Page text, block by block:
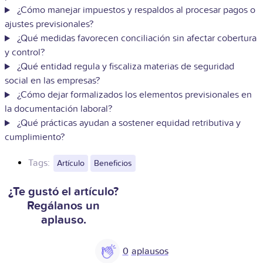
¿Cómo manejar impuestos y respaldos al procesar pagos o
ajustes previsionales?
¿Qué medidas favorecen conciliación sin afectar cobertura
y control?
¿Qué entidad regula y fiscaliza materias de seguridad
social en las empresas?
¿Cómo dejar formalizados los elementos previsionales en
la documentación laboral?
¿Qué prácticas ayudan a sostener equidad retributiva y
cumplimiento?
Tags: Artículo Beneficios
¿Te gustó el artículo?
Regálanos un
aplauso.
0